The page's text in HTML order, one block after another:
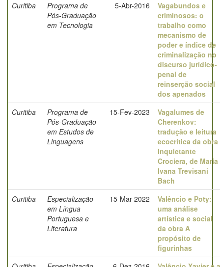
Curitiba
Programa de
Pós-Graduação
em Tecnologia
5-Abr-2016
Vagabundos e
criminosos: o
trabalho como
mecanismo de
poder e índice de
criminalização no
discurso jurídico-
penal de
reinserção social
dos apenados
Curitiba
Programa de
Pós-Graduação
em Estudos de
Linguagens
15-Fev-2023
Vagalumes de
Cherenkov:
tradução e leitura
ecocrítica da obra
Inquietante
Crociera, de Maria
Ivana Trevisani
Bach
Curitiba
Especialização
em Língua
Portuguesa e
Literatura
15-Mar-2022
Valêncio e Poty:
uma análise
artística e social
da obra A
propósito de
figurinhas